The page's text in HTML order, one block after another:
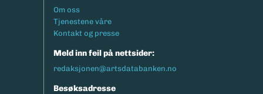
Footermeny
Om oss
Tjenestene våre
Kontakt og presse
Meld inn feil på nettsider:
redaksjonen@artsdatabanken.no
Besøksadresse